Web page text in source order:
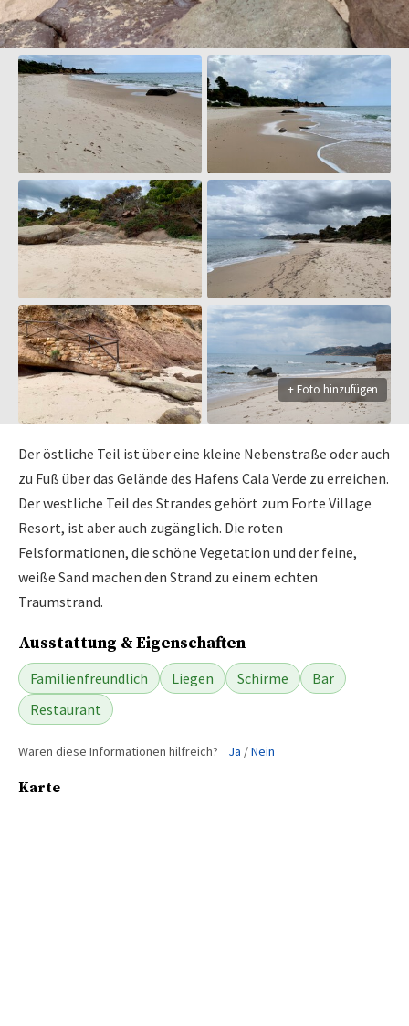
+ Foto hinzufügen
Der östliche Teil ist über eine kleine Nebenstraße oder auch
zu Fuß über das Gelände des Hafens Cala Verde zu erreichen.
Der westliche Teil des Strandes gehört zum Forte Village
Resort, ist aber auch zugänglich. Die roten
Felsformationen, die schöne Vegetation und der feine,
weiße Sand machen den Strand zu einem echten
Traumstrand.
Ausstattung & Eigenschaften
Familienfreundlich Liegen Schirme
Bar
Restaurant
Waren diese Informationen hilfreich? Ja /Nein
Karte